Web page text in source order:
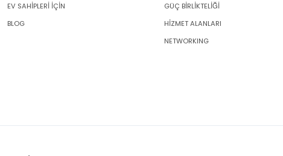
EV SAHİPLERİ İÇİN
BLOG
GÜÇ BİRLİKTELİĞİ
HİZMET ALANLARI
NETWORKING